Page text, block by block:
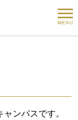
ンパスです。